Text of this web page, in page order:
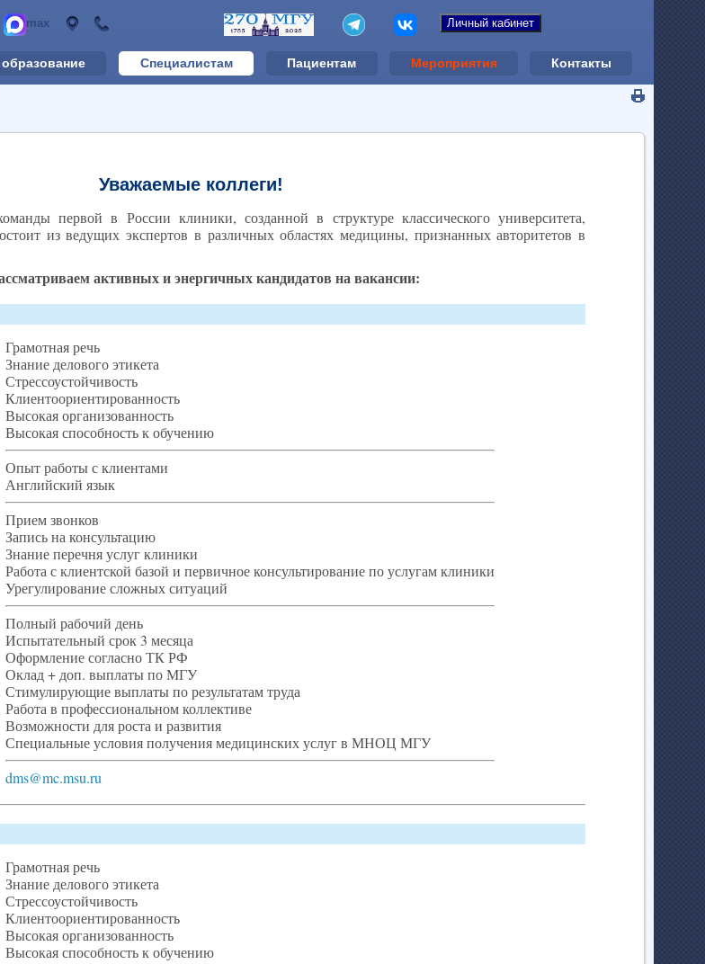
max
Специалистам Пациентам Мероприятия Контакты
Уважаемые коллеги!
первой в России клиники, созданной в структуре классического университета,
из ведущих экспертов в различных областях медицины, признанных авторитетов в
активных и энергичных кандидатов на вакансии:
Грамотная речь
Знание делового этикета
Стрессоустойчивость
Клиентоориентированность
Высокая организованность
Высокая способность к обучению
Опыт работы с клиентами
Английский язык
Прием звонков
Запись на консультацию
Знание перечня услуг клиники
Работа с клиентской базой и первичное консультирование по услугам клиники
Урегулирование сложных ситуаций
Полный рабочий день
Испытательный срок 3 месяца
Оформление согласно ТК РФ
Оклад + доп. выплаты по МГУ
Стимулирующие выплаты по результатам труда
Работа в профессиональном коллективе
Возможности для роста и развития
Специальные условия получения медицинских услуг в МНОЦ МГУ
dms@mc.msu.ru
Грамотная речь
Знание делового этикета
Стрессоустойчивость
Клиентоориентированность
Высокая организованность
Высокая способность к обучению